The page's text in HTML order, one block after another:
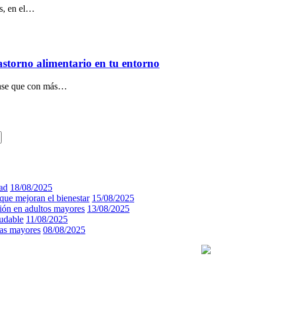
en el…
alimentario en tu entorno
que con más…
18/08/2025
mejoran el bienestar 15/08/2025
en adultos mayores 13/08/2025
11/08/2025
mayores 08/08/2025